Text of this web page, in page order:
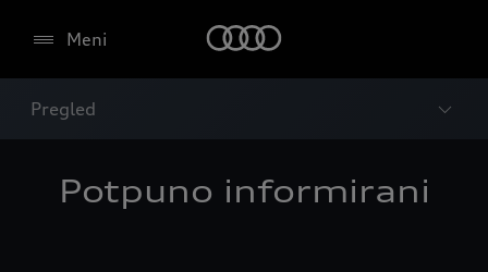
Meni
Pregled
Potpuno informirani